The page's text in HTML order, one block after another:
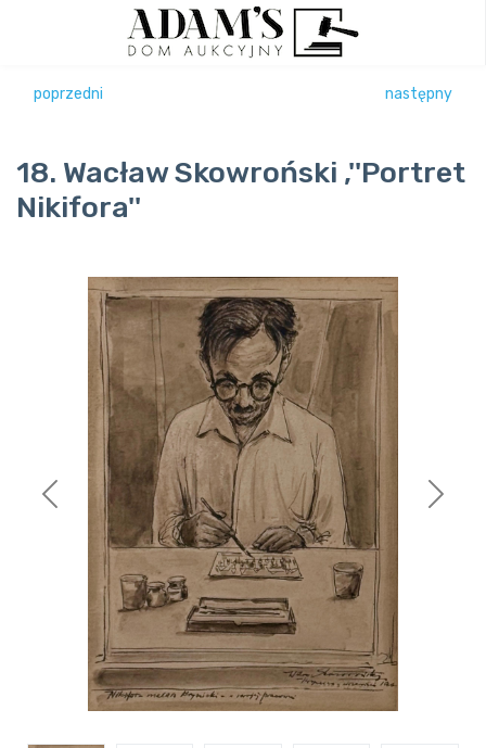
poprzedni następny
18. Wacław Skowroński ,''Portret
Nikifora''
Previous Next